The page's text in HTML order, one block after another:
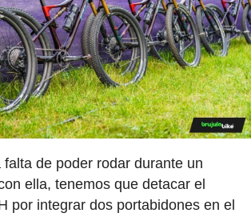
falta de poder rodar durante un
ella, tenemos que detacar el
por integrar dos portabidones en el